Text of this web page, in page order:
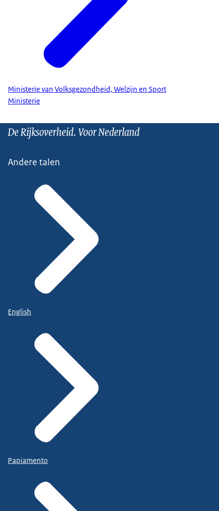
Ministerie van Volksgezondheid, Welzijn en Sport
Ministerie
De Rijksoverheid. Voor Nederland
Andere talen
English
Papiamento